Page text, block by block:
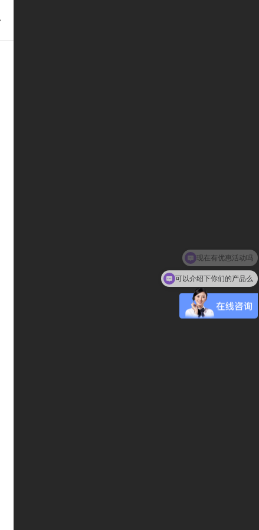
可以介绍下你们的产品么
现在有优惠活动吗